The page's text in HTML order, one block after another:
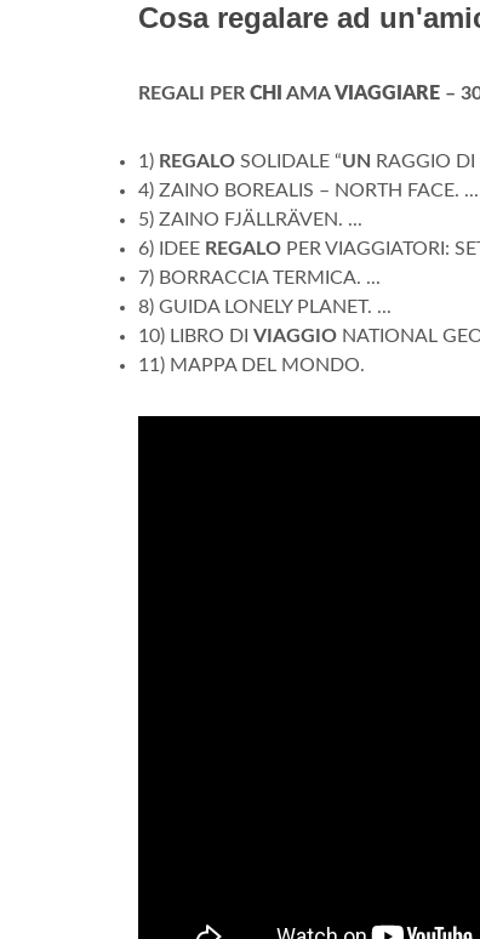
Cosa regalare ad
REGALI PER CHI AMAVIAGGIARE –
1) REGALO SOLIDALE “UN RAGGIO DI
4) ZAINO BOREALIS – NORTH FACE. ...
5) ZAINO FJÄLLRÄVEN. ...
6) IDEE REGALO PER VIAGGIATORI:
7) BORRACCIA TERMICA. ...
8) GUIDA LONELY PLANET. ...
10) LIBRO DI VIAGGIO NATIONAL
11) MAPPA DEL MONDO.